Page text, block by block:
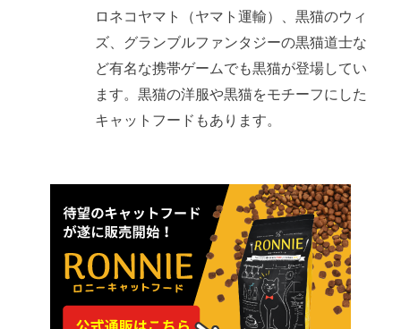
ロネコヤマト（ヤマト運輸）、黒猫のウィ
ズ、グランブルファンタジーの黒猫道士な
ど有名な携帯ゲームでも黒猫が登場してい
ます。黒猫の洋服や黒猫をモチーフにした
キャットフードもあります。